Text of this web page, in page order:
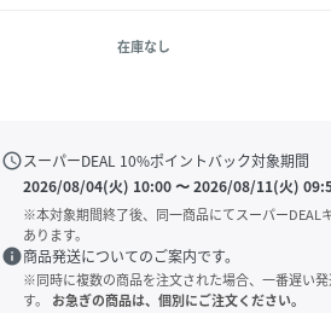
在庫なし
scheduleスーパーDEAL 10%ポイントバック対象期間
2026/08/04(火) 10:00〜2026/08/11(火)
※本対象期間終了後、同一商品にてスーパーDEAL
あります。
info商品発送についてのご案内です。
※同時に複数の商品を注文された場合、一番遅い
す。
お急ぎの商品は、個別にご注文ください。